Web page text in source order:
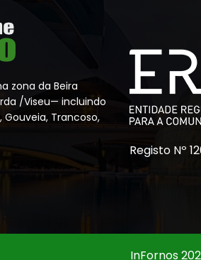
zona da Beira
/Viseu— incluindo
Gouveia, Trancoso,
Registo Nº
InFornos